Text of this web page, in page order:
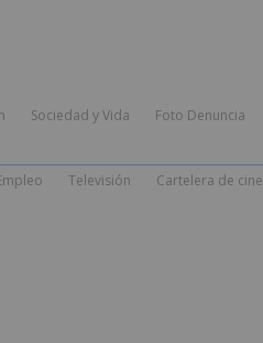
Sociedad y Vida Foto Denuncia
Televisión Cartelera de cine